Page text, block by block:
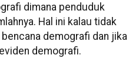
dimana penduduk
Hal ini kalau tidak
demografi dan jika
demografi.